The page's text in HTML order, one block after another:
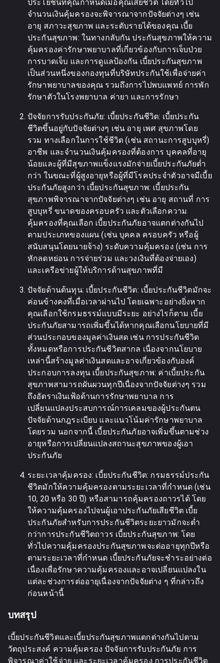
ประโยชน์ที่คุณกำหนดเมื่อคุณเสียชีวิต โดยทั่วไป
จำนวนเงินคุ้มครองจะพิจารณาจากปัจจัยต่างๆ เช่น
อายุ สภาวะสุขภาพ และระดับรายได้ของคุณ เบี้ย
ประกันสุขภาพ: ในทางกลับกัน ประกันสุขภาพให้ความ
คุ้มครองค่ารักษาพยาบาลที่เกี่ยวข้องกับการเจ็บป่วย
การบาดเจ็บ และการดูแลป้องกัน เบี้ยประกันสุขภาพ
เป็นส่วนหนึ่งของกองทุนที่บริษัทประกันใช้เพื่อจ่ายค่า
รักษาพยาบาลของคุณ รวมถึงการไปพบแพทย์ การพัก
รักษาตัวในโรงพยาบาล ค่ายา และการรักษา
ปัจจัยการรับประกันภัย: เบี้ยประกันชีวิต: เบี้ยประกัน
ชีวิตขึ้นอยู่กับปัจจัยต่างๆ เช่น อายุ เพศ สุขภาพโดย
รวม ทางเลือกในการใช้ชีวิต (เช่น สถานะการสูบบุหรี่)
อาชีพ และจำนวนเงินคุ้มครองที่ต้องการ บุคคลที่อายุ
น้อยและผู้ที่มีสุขภาพแข็งแรงมักจ่ายเบี้ยประกันภัยต่ำ
กว่า ในขณะที่ผู้สูงอายุหรือผู้ที่มีโรคประจำตัวอาจมีเบี้ย
ประกันภัยสูงกว่า เบี้ยประกันสุขภาพ: เบี้ยประกัน
สุขภาพพิจารณาจากปัจจัยต่างๆ เช่น อายุ สถานที่ การ
สูบบุหรี่ ขนาดของครอบครัว และตัวเลือกความ
คุ้มครองที่คุณเลือก เบี้ยประกันภัยอาจแตกต่างกันไป
ตามประเภทของแผน (เช่น บุคคล ครอบครัว หรือผู้
สนับสนุนโดยนายจ้าง) ระดับความคุ้มครอง (เช่น การ
หักลดหย่อน การจ่ายร่วม และวงเงินที่ต้องจ่ายเอง)
และเครือข่ายผู้ให้บริการด้านสุขภาพที่มี
ปัจจัยด้านต้นทุน: เบี้ยประกันชีวิต: เบี้ยประกันชีวิตมักจะ
ค่อนข้างคงที่เมื่อเวลาผ่านไป โดยเฉพาะอย่างยิ่งหาก
คุณเลือกใช้กรมธรรม์แบบมีระยะ อย่างไรก็ตาม เบี้ย
ประกันภัยสามารถเพิ่มขึ้นได้หากคุณเลือกนโยบายที่มี
ส่วนประกอบของมูลค่าเงินสด เช่น การประกันชีวิต
ทั้งหมดหรือการประกันชีวิตสากล เนื่องจากนโยบาย
เหล่านี้สร้างมูลค่าเงินสดและอาจเกี่ยวข้องกับองค์
ประกอบการลงทุน เบี้ยประกันสุขภาพ: ค่าเบี้ยประกัน
สุขภาพสามารถผันผวนทุกปีเนื่องจากปัจจัยต่างๆ รวม
ถึงอัตราเงินเฟ้อด้านการรักษาพยาบาล การ
เปลี่ยนแปลงประสบการณ์การเคลมของผู้ประกันตน
ปัจจัยด้านกฎระเบียบ และแนวโน้มค่ารักษาพยาบาล
โดยรวม นอกจากนี้ เบี้ยประกันภัยอาจเพิ่มขึ้นตามช่วง
อายุหรือการเปลี่ยนแปลงสถานะสุขภาพของผู้เอา
ประกันภัย
ระยะเวลาคุ้มครอง: เบี้ยประกันชีวิต: กรมธรรม์ประกัน
ชีวิตมักให้ความคุ้มครองตามระยะเวลาที่กำหนด (เช่น
10, 20 หรือ 30 ปี) หรือสามารถคุ้มครองถาวรได้ โดย
ให้ความคุ้มครองไปจนผู้เอาประกันภัยเสียชีวิต เบี้ย
ประกันภัยสำหรับการประกันชีวิตระยะยาวมักจะต่ำ
กว่าการประกันชีวิตถาวร เบี้ยประกันสุขภาพ: โดย
ทั่วไปความคุ้มครองประกันสุขภาพจะต่ออายุทุกปีหรือ
ตามระยะเวลาที่กำหนด เบี้ยประกันภัยจะชำระอย่างต่อ
เนื่องเพื่อรักษาความคุ้มครองและอาจเปลี่ยนแปลงใน
แต่ละช่วงการต่ออายุเนื่องจากปัจจัยต่าง ๆ ที่กล่าวถึง
ก่อนหน้านี้
บทสรุป
เบี้ยประกันชีวิตและเบี้ยประกันสุขภาพแตกต่างกันไปตาม
วัตถุประสงค์ ความคุ้มครอง ปัจจัยการรับประกันภัย การ
พิจารณาค่าใช้จ่าย และระยะเวลาคุ้มครอง การประกันชีวิต